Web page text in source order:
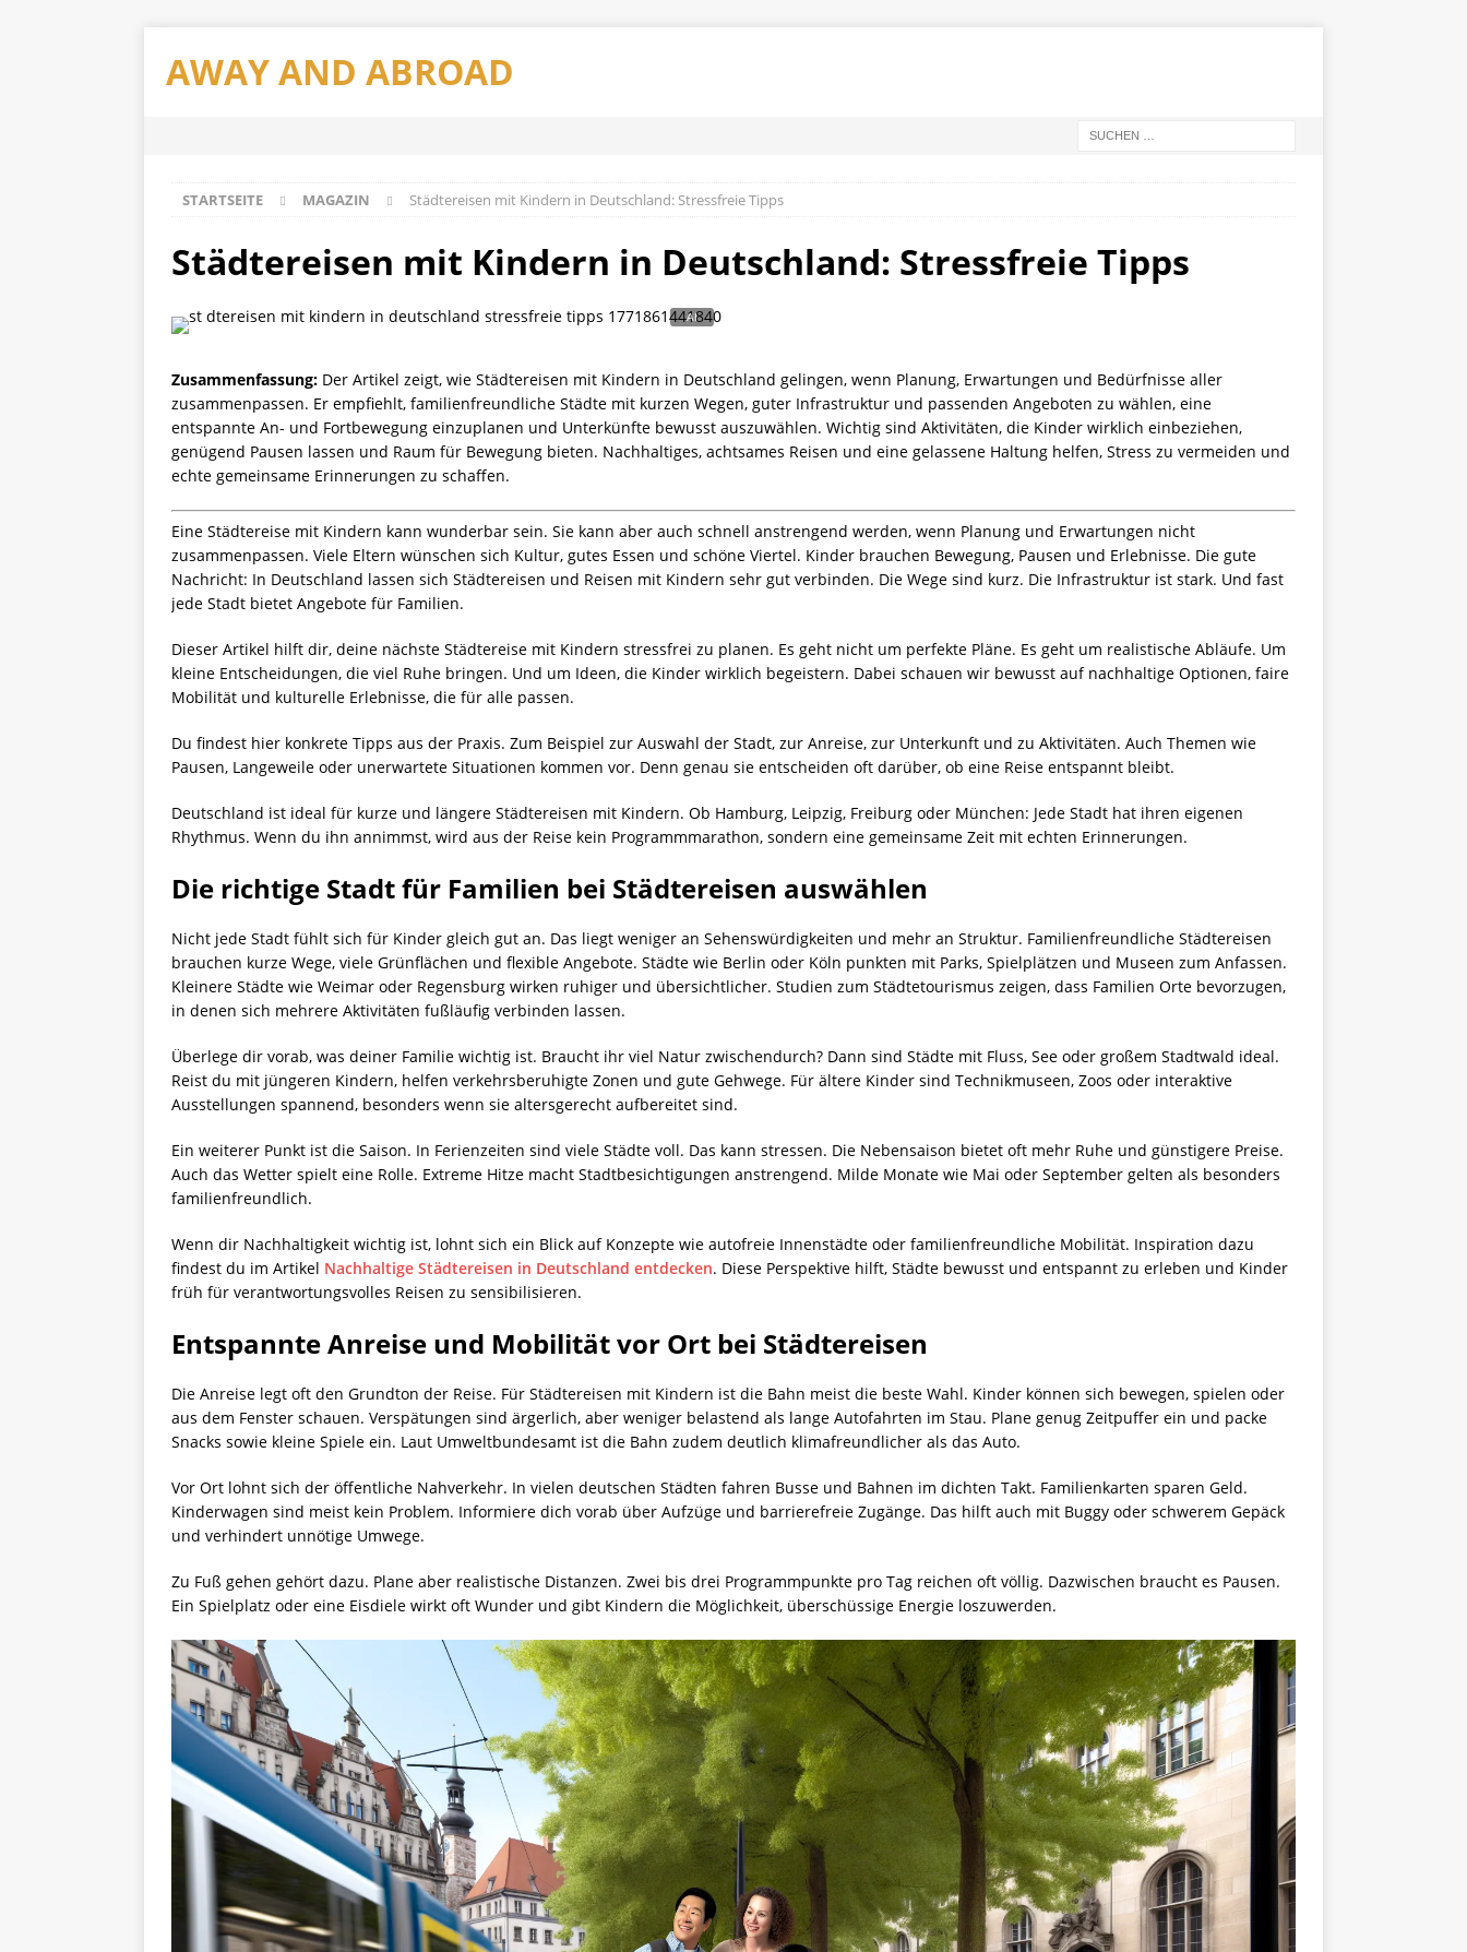
AWAY AND ABROAD
STARTSEITE MAGAZIN Städtereisen mit Kindern in Deutschland: Stressfreie Tipps
Städtereisen mit Kindern in Deutschland: Stressfreie Tipps
Zusammenfassung: Der Artikel zeigt, wie Städtereisen mit Kindern in Deutschland gelingen, wenn Planung, Erwartungen und Bedürfnisse aller
zusammenpassen. Er empfiehlt, familienfreundliche Städte mit kurzen Wegen, guter Infrastruktur und passenden Angeboten zu wählen, eine
entspannte An- und Fortbewegung einzuplanen und Unterkünfte bewusst auszuwählen. Wichtig sind Aktivitäten, die Kinder wirklich einbeziehen,
genügend Pausen lassen und Raum für Bewegung bieten. Nachhaltiges, achtsames Reisen und eine gelassene Haltung helfen, Stress zu vermeiden und
echte gemeinsame Erinnerungen zu schaffen.
Eine Städtereise mit Kindern kann wunderbar sein. Sie kann aber auch schnell anstrengend werden, wenn Planung und Erwartungen nicht
zusammenpassen. Viele Eltern wünschen sich Kultur, gutes Essen und schöne Viertel. Kinder brauchen Bewegung, Pausen und Erlebnisse. Die gute
Nachricht: In Deutschland lassen sich Städtereisen und Reisen mit Kindern sehr gut verbinden. Die Wege sind kurz. Die Infrastruktur ist stark. Und fast
jede Stadt bietet Angebote für Familien.
Dieser Artikel hilft dir, deine nächste Städtereise mit Kindern stressfrei zu planen. Es geht nicht um perfekte Pläne. Es geht um realistische Abläufe. Um
kleine Entscheidungen, die viel Ruhe bringen. Und um Ideen, die Kinder wirklich begeistern. Dabei schauen wir bewusst auf nachhaltige Optionen, faire
Mobilität und kulturelle Erlebnisse, die für alle passen.
Du findest hier konkrete Tipps aus der Praxis. Zum Beispiel zur Auswahl der Stadt, zur Anreise, zur Unterkunft und zu Aktivitäten. Auch Themen wie
Pausen, Langeweile oder unerwartete Situationen kommen vor. Denn genau sie entscheiden oft darüber, ob eine Reise entspannt bleibt.
Deutschland ist ideal für kurze und längere Städtereisen mit Kindern. Ob Hamburg, Leipzig, Freiburg oder München: Jede Stadt hat ihren eigenen
Rhythmus. Wenn du ihn annimmst, wird aus der Reise kein Programmmarathon, sondern eine gemeinsame Zeit mit echten Erinnerungen.
Die richtige Stadt für Familien bei Städtereisen auswählen
Nicht jede Stadt fühlt sich für Kinder gleich gut an. Das liegt weniger an Sehenswürdigkeiten und mehr an Struktur. Familienfreundliche Städtereisen
brauchen kurze Wege, viele Grünflächen und flexible Angebote. Städte wie Berlin oder Köln punkten mit Parks, Spielplätzen und Museen zum Anfassen.
Kleinere Städte wie Weimar oder Regensburg wirken ruhiger und übersichtlicher. Studien zum Städtetourismus zeigen, dass Familien Orte bevorzugen,
in denen sich mehrere Aktivitäten fußläufig verbinden lassen.
Überlege dir vorab, was deiner Familie wichtig ist. Braucht ihr viel Natur zwischendurch? Dann sind Städte mit Fluss, See oder großem Stadtwald ideal.
Reist du mit jüngeren Kindern, helfen verkehrsberuhigte Zonen und gute Gehwege. Für ältere Kinder sind Technikmuseen, Zoos oder interaktive
Ausstellungen spannend, besonders wenn sie altersgerecht aufbereitet sind.
Ein weiterer Punkt ist die Saison. In Ferienzeiten sind viele Städte voll. Das kann stressen. Die Nebensaison bietet oft mehr Ruhe und günstigere Preise.
Auch das Wetter spielt eine Rolle. Extreme Hitze macht Stadtbesichtigungen anstrengend. Milde Monate wie Mai oder September gelten als besonders
familienfreundlich.
Wenn dir Nachhaltigkeit wichtig ist, lohnt sich ein Blick auf Konzepte wie autofreie Innenstädte oder familienfreundliche Mobilität. Inspiration dazu
findest du im Artikel Nachhaltige Städtereisen in Deutschland entdecken. Diese Perspektive hilft, Städte bewusst und entspannt zu erleben und Kinder
früh für verantwortungsvolles Reisen zu sensibilisieren.
Entspannte Anreise und Mobilität vor Ort bei Städtereisen
Die Anreise legt oft den Grundton der Reise. Für Städtereisen mit Kindern ist die Bahn meist die beste Wahl. Kinder können sich bewegen, spielen oder
aus dem Fenster schauen. Verspätungen sind ärgerlich, aber weniger belastend als lange Autofahrten im Stau. Plane genug Zeitpuffer ein und packe
Snacks sowie kleine Spiele ein. Laut Umweltbundesamt ist die Bahn zudem deutlich klimafreundlicher als das Auto.
Vor Ort lohnt sich der öffentliche Nahverkehr. In vielen deutschen Städten fahren Busse und Bahnen im dichten Takt. Familienkarten sparen Geld.
Kinderwagen sind meist kein Problem. Informiere dich vorab über Aufzüge und barrierefreie Zugänge. Das hilft auch mit Buggy oder schwerem Gepäck
und verhindert unnötige Umwege.
Zu Fuß gehen gehört dazu. Plane aber realistische Distanzen. Zwei bis drei Programmpunkte pro Tag reichen oft völlig. Dazwischen braucht es Pausen.
Ein Spielplatz oder eine Eisdiele wirkt oft Wunder und gibt Kindern die Möglichkeit, überschüssige Energie loszuwerden.